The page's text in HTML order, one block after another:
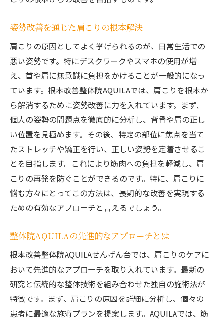
姿勢改善を通じた肩こりの根本解決
肩こりの原因としてよく挙げられるのが、日常生活での
悪い姿勢です。特にデスクワークやスマホの使用が増
え、首や肩に無意識に負担をかけることが一般的になっ
ています。根本改善整体院AQUILAでは、肩こりを根本か
ら解消するために姿勢改善に力を入れています。まず、
個人の姿勢の問題点を徹底的に分析し、背骨や肩の正し
い位置を見極めます。その後、特定の部位に焦点を当て
たストレッチや矯正を行い、正しい姿勢を定着させるこ
とを目指します。これにより筋肉への負担を軽減し、肩
こりの再発を防ぐことができるのです。特に、肩こりに
悩む方々にとってこの方法は、長期的な改善を実現する
ための有効なアプローチと言えるでしょう。
整体院AQUILAの先進的なアプローチとは
根本改善整体院AQUILAせんげん台では、肩こりのケアに
おいて先進的なアプローチを取り入れています。最新の
研究と伝統的な整体技術を組み合わせた独自の施術法が
特徴です。まず、肩こりの原因を詳細に分析し、個々の
患者に最適な施術プランを提案します。AQUILAでは、筋